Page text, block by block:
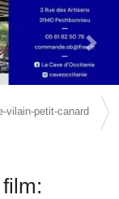
Next
vilain-petit-canard